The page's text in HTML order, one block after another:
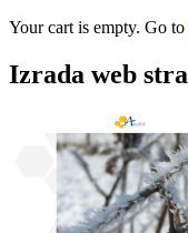
Your cart is empty. Go to
Izrada web